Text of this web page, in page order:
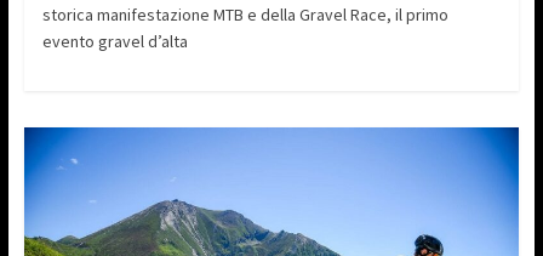
storica manifestazione MTB e della Gravel Race, il primo
evento gravel d’alta